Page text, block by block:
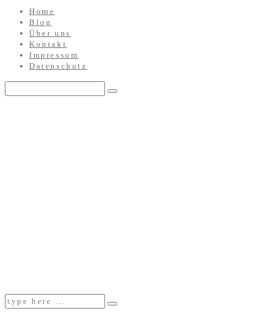
Home
Blog
Über uns
Kontakt
Impressum
Datenschutz